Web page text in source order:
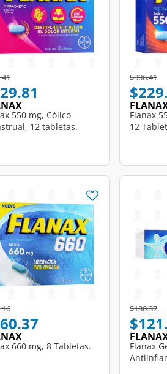
from
to
550 mg, Cólico
12 tabletas.
Price
$306.41to
Flanax
12
from
to
660 mg, 8 Tabletas.
Price
$180.37to
Flanax